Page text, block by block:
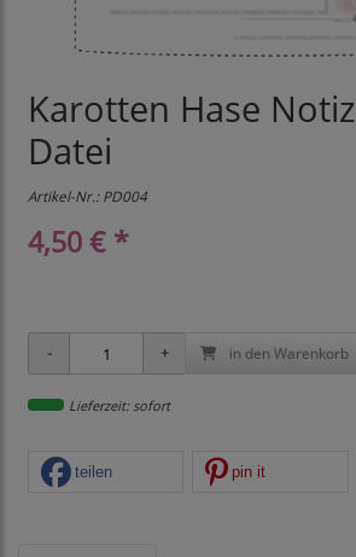
Karotten Hase
Datei
Artikel-Nr.:PD004
4,50 € *
in den Warenkorb
Lieferzeit: sofort
teilen pin it